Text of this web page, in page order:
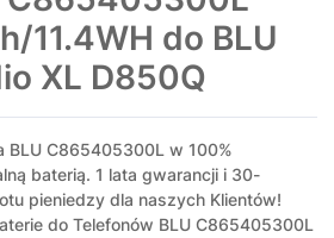
11.4WH do BLU
XL D850Q
BLU C865405300L w 100%
baterią. 1 lata gwarancji i 30-
pieniedzy dla naszych Klientów!
do Telefonów BLU C865405300L